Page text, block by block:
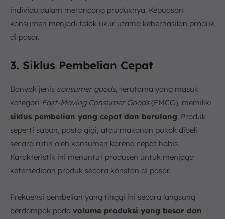
individu dalam merancang produknya. Kepuasan
konsumen menjadi tolok ukur utama keberhasilan produk
di pasar.
3. Siklus Pembelian Cepat
Banyak jenis consumer goods, terutama yang masuk
kategori Fast-Moving Consumer Goods(FMCG), memiliki
siklus pembelian yang cepat dan berulang. Produk
seperti sabun, pasta gigi, atau makanan pokok dibeli
secara rutin oleh konsumen karena cepat habis.
Karakteristik ini menuntut produsen untuk menjaga
ketersediaan produk secara konstan di pasar.
Frekuensi pembelian yang tinggi ini secara langsung
berdampak pada volume produksi yang besar dan